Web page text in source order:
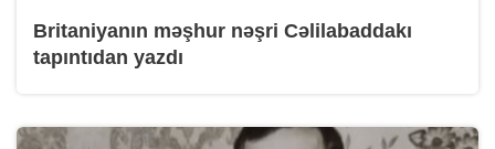
Britaniyanın məşhur nəşri Cəlilabaddakı
tapıntıdan yazdı